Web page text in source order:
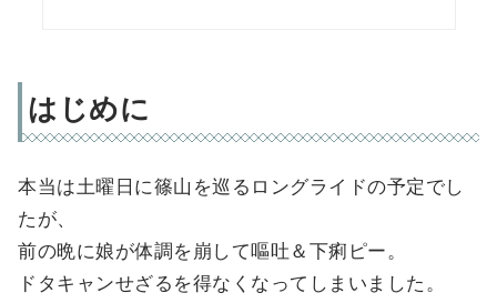
はじめに
本当は土曜日に篠山を巡るロングライドの予定でし
たが、
前の晩に娘が体調を崩して嘔吐＆下痢ピー。
ドタキャンせざるを得なくなってしまいました。